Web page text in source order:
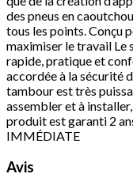
des pneus en
tous les points. Conçu
maximiser le travail Le
rapide, pratique et
accordée à la sécurité
tambour est très
assembler et à
produit est garanti 2
IMMÉDIATE
Avis